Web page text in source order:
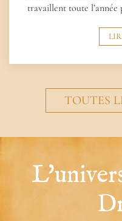
travaillent toute l’année
TOUTES